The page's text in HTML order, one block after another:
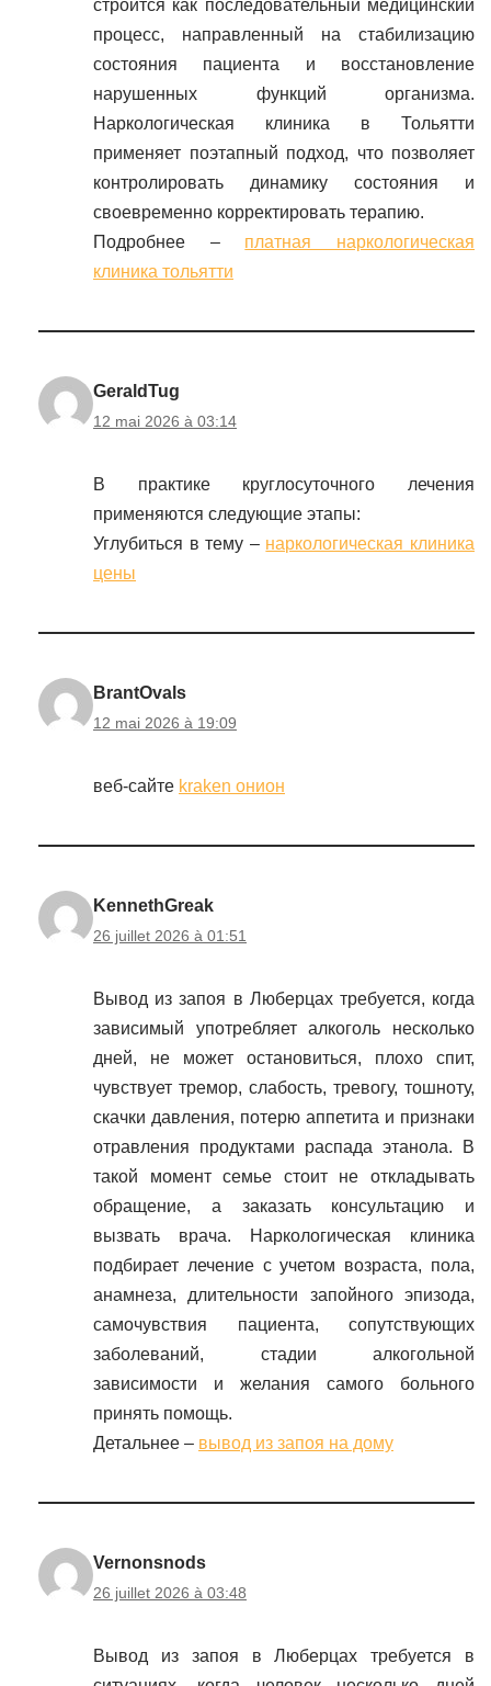
строится как последовательный медицинский
процесс, направленный на стабилизацию
состояния пациента и восстановление
нарушенных функций организма.
Наркологическая клиника в Тольятти
применяет поэтапный подход, что позволяет
контролировать динамику состояния и
своевременно корректировать терапию.
Подробнее – платная наркологическая
клиника тольятти
GeraldTug
12 mai 2026 à 03:14
В практике круглосуточного лечения
применяются следующие этапы:
Углубиться в тему – наркологическая клиника
цены
BrantOvals
12 mai 2026 à 19:09
веб-сайте kraken онион
KennethGreak
26 juillet 2026 à 01:51
Вывод из запоя в Люберцах требуется, когда
зависимый употребляет алкоголь несколько
дней, не может остановиться, плохо спит,
чувствует тремор, слабость, тревогу, тошноту,
скачки давления, потерю аппетита и признаки
отравления продуктами распада этанола. В
такой момент семье стоит не откладывать
обращение, а заказать консультацию и
вызвать врача. Наркологическая клиника
подбирает лечение с учетом возраста, пола,
анамнеза, длительности запойного эпизода,
самочувствия пациента, сопутствующих
заболеваний, стадии алкогольной
зависимости и желания самого больного
принять помощь.
Детальнее – вывод из запоя на дому
Vernonsnods
26 juillet 2026 à 03:48
Вывод из запоя в Люберцах требуется в